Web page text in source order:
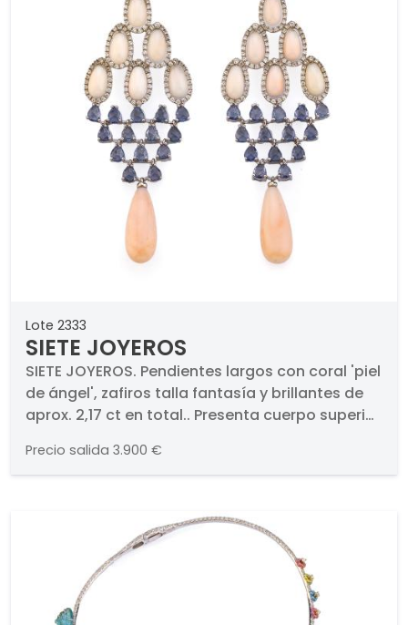
Lote 2333
SIETE JOYEROS
SIETE JOYEROS. Pendientes largos con coral 'piel
de ángel', zafiros talla fantasía y brillantes de
aprox. 2,17 ct en total.. Presenta cuerpo superior
pirámide con orla de brillantes, seguido por
zafiros engastados en garra. Con remate de
oro blanco de 18K. Cierre de presión.. Firmados.
Precio salida 3.900 €